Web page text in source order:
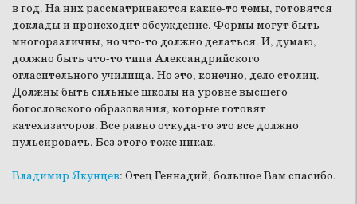
в год. На них рассматриваются какие-то темы, готовятся
доклады и происходит обсуждение. Формы могут быть
многоразличны, но что-то должно делаться. И, думаю,
должно быть что-то типа Александрийского
огласительного училища. Но это, конечно, дело столиц.
Должны быть сильные школы на уровне высшего
богословского образования, которые готовят
катехизаторов. Все равно откуда-то это все должно
пульсировать. Без этого тоже никак.
Владимир Якунцев: Отец Геннадий, большое Вам спасибо.